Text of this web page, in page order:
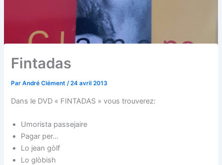
Fintadas
ParAndré Clément/24 avril 2013
Dans le DVD « FINTADAS » vous trouverez:
Umorista passejaire
Pagar per…
Lo jean gòlf
Lo glòbish